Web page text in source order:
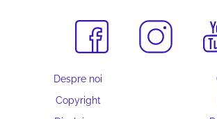
Despre noi
Copyright